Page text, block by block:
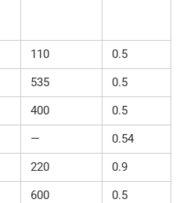
110
0.5
535
0.5
400
0.5
—
0.54
220
0.9
600
0.5